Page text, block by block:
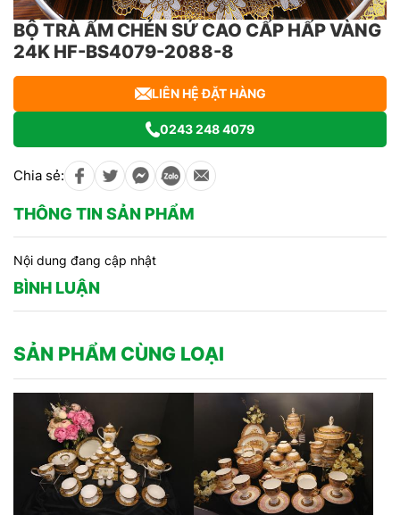
BỘ TRÀ ẤM CHÉN SỨ CAO CẤP HẤP VÀNG
24K HF-BS4079-2088-8
LIÊN HỆ ĐẶT HÀNG
0243 248 4079
Chia sẻ:
THÔNG TIN SẢN PHẨM
Nội dung đang cập nhật
BÌNH LUẬN
SẢN PHẨM CÙNG LOẠI